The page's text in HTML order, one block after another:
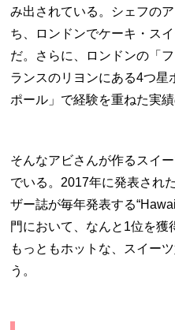
み出されている。シェフの
ち、ロンドンでケーキ・ス
だ。さらに、ロンドンの「
ランスのリヨンにある4つ星
ポール」で経験を重ねた実績
そんなアビさんが作るスイ
でいる。 2017年に発表され
ザー誌が毎年発表する“
門において、なんと 1位を獲
もっともホットな、スイー
う。